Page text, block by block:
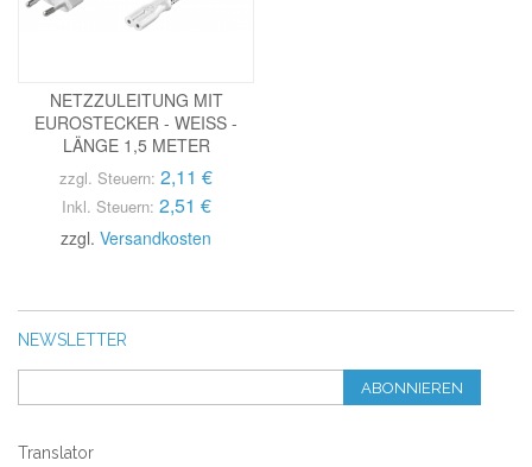
NETZZULEITUNG MIT
EUROSTECKER - WEISS -
LÄNGE 1,5 METER
zzgl. Steuern: 2,11 €
Inkl. Steuern: 2,51 €
zzgl.Versandkosten
NEWSLETTER
ABONNIEREN
Translator